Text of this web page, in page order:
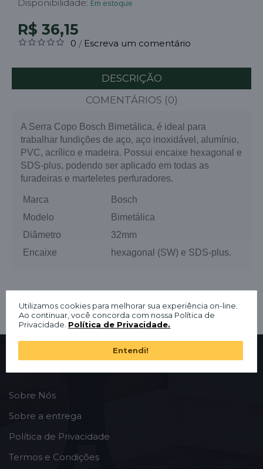
Disponibilidade: Em estoque
R$ 36,15
0 / Escreva um comentário
DESCRIÇÃO
COMENTÁRIOS (0)
A Serra Copo Bosch Bimetálica, é ideal para
trabalhar fundições de aço, aço inoxidável, alumínio,
PVC, acrílico e madeira. Possui encaixe hexagonal e
SDS-plus, podendo ser aplicado em todas as
furadeiras e marteletes perfuradores.
Marca
Bosch
Modelo
Bimetálica
Diâmetro
32mm
Encaixe
hexagonal (SW) e SDS-plus.
Utilizamos cookies para melhorar sua experiência on-line.
Ao continuar, você concorda com nossa Política de
Privacidade. Política de Privacidade.
Entendi!
Sobre Nós
Sobre a entrega
Política de Privacidade
Termos e Condições